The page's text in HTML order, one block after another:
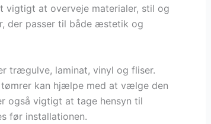
at overveje materialer, stil og
der passer til både æstetik og
trægulve, laminat, vinyl og fliser.
kan hjælpe med at vælge den
også vigtigt at tage hensyn til
før installationen.